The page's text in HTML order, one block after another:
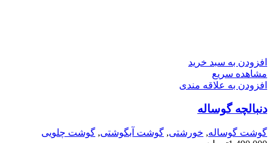
افزودن به سبد خرید
مشاهده سریع
افزودن به علاقه مندی
دنبالچه گوساله
گوشت گوساله, خورشتی, گوشت آبگوشتی, گوشت چلویی